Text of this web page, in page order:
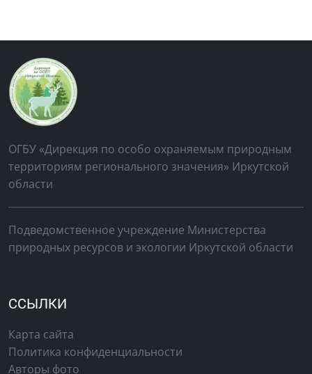
ОГБУ «Дирекция по особо охраняемым природным
территориям регионального значения» Иркутской
области
Подведомственное учреждение Министерства
природных ресурсов и экологии Иркутской области
ССЫЛКИ
Карта сайта
Политика конфиденциальности
Авторы фото